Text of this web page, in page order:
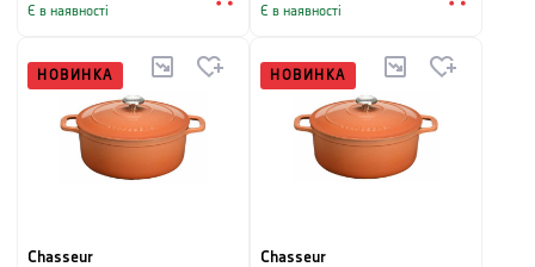
Є в наявності Є в наявності
НОВИНКА
Chasseur
НОВИНКА
Chasseur